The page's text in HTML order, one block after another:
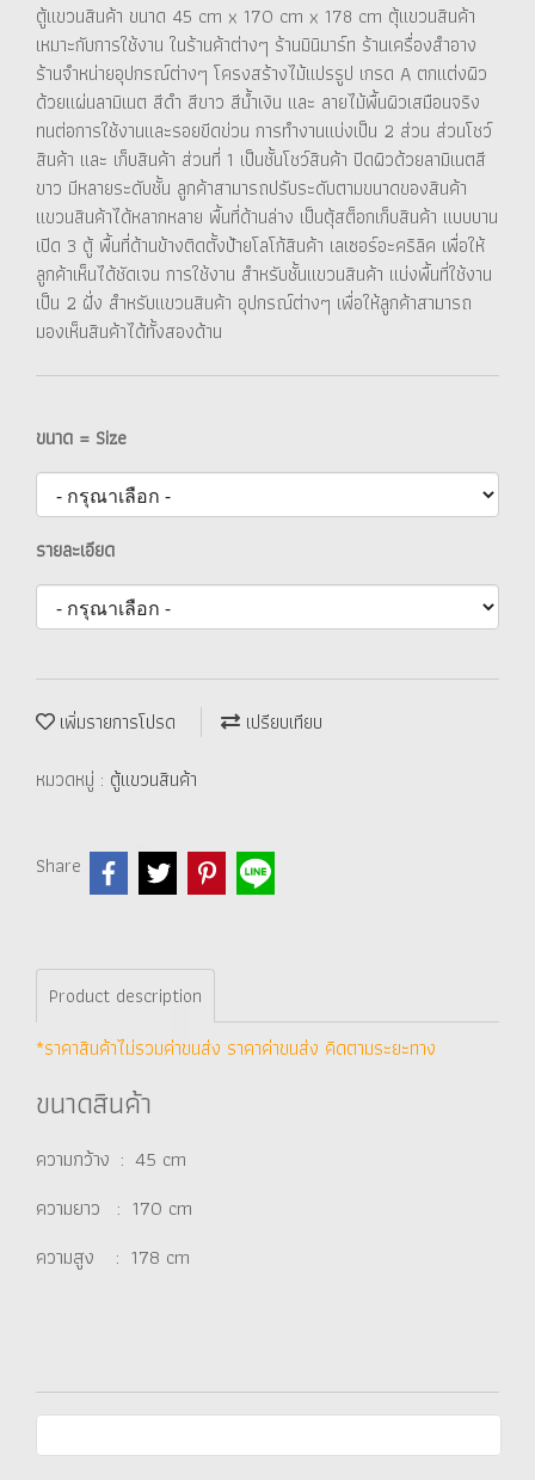
ตู้แขวนสินค้า ขนาด 45 cm x 170 cm x 178 cm ตุ้แขวนสินค้า
เหมาะกับการใช้งาน ในร้านค้าต่างๆ ร้านมินิมาร์ท ร้านเครื่องสำอาง
ร้านจำหน่ายอุปกรณ์ต่างๆ โครงสร้างไม้แปรรูป เกรด A ตกแต่งผิว
ด้วยแผ่นลามิเนต สีดำ สีขาว สีน้ำเงิน และ ลายไม้พื้นผิวเสมือนจริง
ทนต่อการใช้งานและรอยขีดข่วน การทำงานแบ่งเป็น 2 ส่วน ส่วนโชว์
สินค้า และ เก็บสินค้า ส่วนที่ 1 เป็นชั้นโชว์สินค้า ปิดผิวด้วยลามิเนตสี
ขาว มีหลายระดับชั้น ลูกค้าสามารถปรับระดับตามขนาดของสินค้า
แขวนสินค้าได้หลากหลาย พื้นที่ด้านล่าง เป็นตุ้สต็อกเก็บสินค้า แบบบาน
เปิด 3 ตู้ พื้นที่ด้านข้างติดตั้งป้ายโลโก้สินค้า เลเซอร์อะคริลิค เพื่อให้
ลูกค้าเห็นได้ชัดเจน การใช้งาน สำหรับชั้นแขวนสินค้า แบ่งพื้นที่ใช้งาน
เป็น 2 ฝั่ง สำหรับแขวนสินค้า อุปกรณ์ต่างๆ เพื่อให้ลูกค้าสามารถ
มองเห็นสินค้าได้ทั้งสองด้าน
ขนาด = Size
รายละเอียด
เพิ่มรายการโปรด
เปรียบเทียบ
หมวดหมู่ : ตู้แขวนสินค้า
Share
Product description
*ราคาสินค้าไม่รวมค่าขนส่ง ราคาค่าขนส่ง คิดตามระยะทาง
ขนาดสินค้า
ความกว้าง : 45 cm
ความยาว : 170 cm
ความสูง : 178 cm